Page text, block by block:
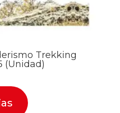
Trekking
(Unidad)